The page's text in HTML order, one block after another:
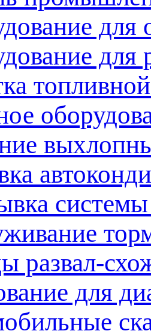
для
для
развал-
для